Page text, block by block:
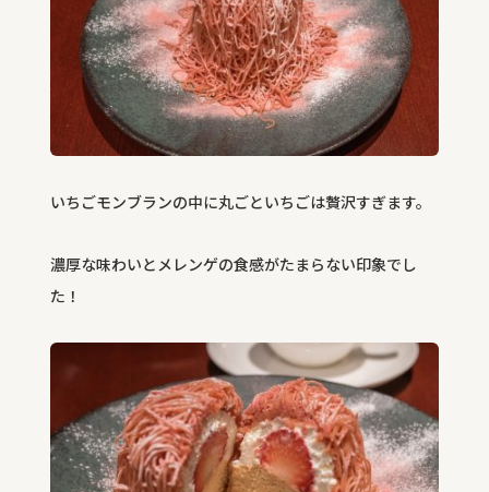
いちごモンブランの中に丸ごといちごは贅沢すぎます。
濃厚な味わいとメレンゲの食感がたまらない印象でし
た！